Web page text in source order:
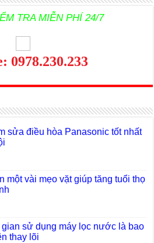
TRA MIỄN PHÍ 24/7
0978.230.233
sửa điều hòa Panasonic tốt nhất
một vài mẹo vặt giúp tăng tuổi thọ
sử dụng máy lọc nước là bao
thay lõi